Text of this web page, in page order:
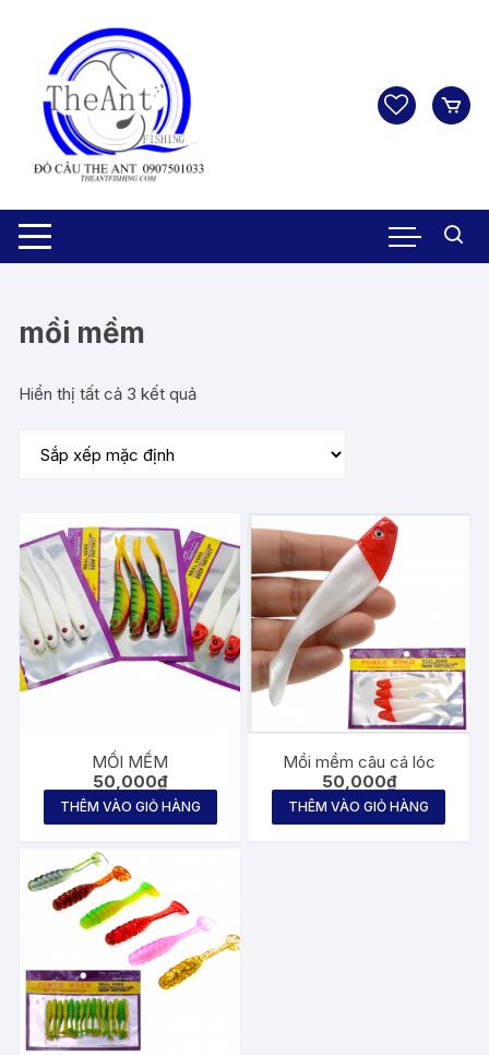
mồi mềm
Hiển thị tất cả 3 kết quả
MỒI MỀM
50,000₫
THÊM VÀO GIỎ HÀNG
Mồi mềm câu cá lóc
50,000₫
THÊM VÀO GIỎ HÀNG